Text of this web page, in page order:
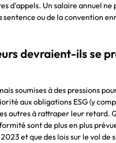
d'appels. Un salaire annuel
sentence ou de la convention
devraient-ils se
soumises à des pressions
aux obligations ESG (y
autres à rattraper leur retard.
sont de plus en plus
et que des lois sur le vol